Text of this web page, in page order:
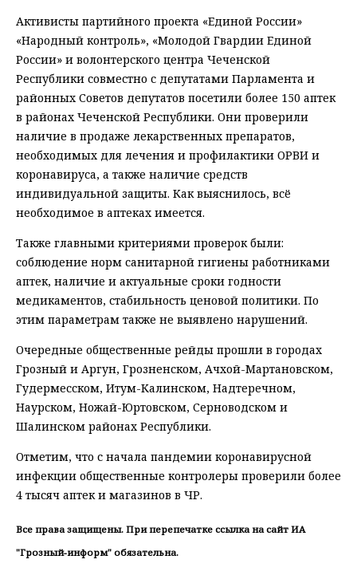
Активисты партийного проекта «Единой России»
«Народный контроль», «Молодой Гвардии Единой
России» и волонтерского центра Чеченской
Республики совместно с депутатами Парламента и
районных Советов депутатов посетили более 150 аптек
в районах Чеченской Республики. Они проверили
наличие в продаже лекарственных препаратов,
необходимых для лечения и профилактики ОРВИ и
коронавируса, а также наличие средств
индивидуальной защиты. Как выяснилось, всё
необходимое в аптеках имеется.
Также главными критериями проверок были:
соблюдение норм санитарной гигиены работниками
аптек, наличие и актуальные сроки годности
медикаментов, стабильность ценовой политики. По
этим параметрам также не выявлено нарушений.
Очередные общественные рейды прошли в городах
Грозный и Аргун, Грозненском, Ачхой-Мартановском,
Гудермесском, Итум-Калинском, Надтеречном,
Наурском, Ножай-Юртовском, Серноводском и
Шалинском районах Республики.
Отметим, что с начала пандемии коронавирусной
инфекции общественные контролеры проверили более
4 тысяч аптек и магазинов в ЧР.
Все права защищены. При перепечатке ссылка на сайт ИА
"Грозный-информ" обязательна.